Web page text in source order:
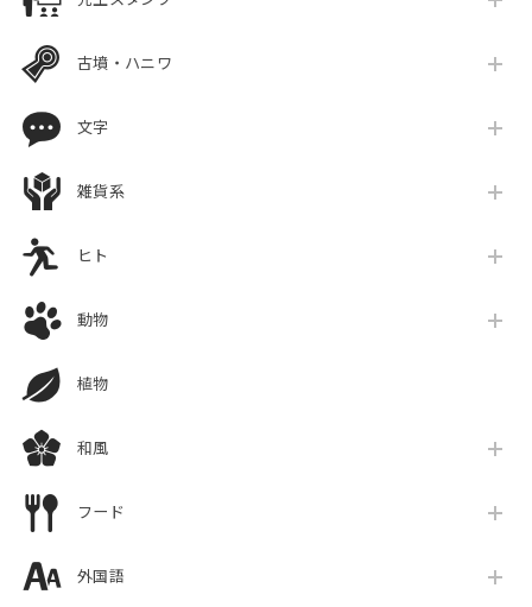
古墳・ハニワ
文字
雑貨系
ヒト
動物
植物
和風
フード
外国語